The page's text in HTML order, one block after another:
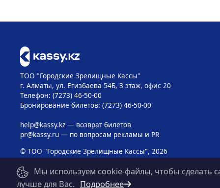
ТОО "Городские Зрелищные Кассы"
г. Алматы, ул. Егизбаева 54Б, 3 этаж, офис 20
Телефон: (7273) 46-50-00
Бронирование билетов: (7273) 46-50-00
help@kassy.kz— возврат билетов
pr@kassy.ru— по вопросам рекламы и PR
© ТОО "Городские Зрелищные Кассы", 2026
Мы используем cookie-файлы, чтобы сделать
лучше для Вас. Подробнее